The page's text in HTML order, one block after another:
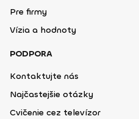
Pre firmy
Vízia a hodnoty
PODPORA
Kontaktujte nás
Najčastejšie otázky
Cvičenie cez televízor